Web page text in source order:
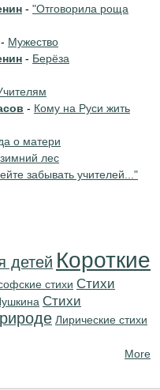
- "Отговорила роща
- Мужество
- Берёза
- Кому на Руси жить
о матери
лес
забывать учителей..."
детей Короткие
стихи Cтихи
Cтихи
Лирические стихи
More